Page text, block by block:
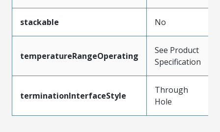
stackable No
temperatureRangeOperating
See Product
Specification
terminationInterfaceStyle
Through
Hole